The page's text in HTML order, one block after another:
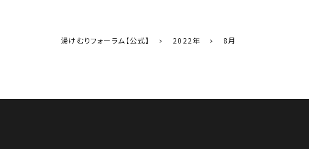
湯けむりフォーラム【公式】 2022年 8月